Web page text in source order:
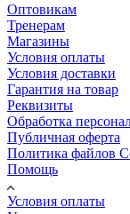
Оптовикам
Тренерам
Магазины
Условия оплаты
Условия доставки
Гарантия на товар
Реквизиты
Обработка
Публичная оферта
Политика файлов
Помощь
Условия оплаты